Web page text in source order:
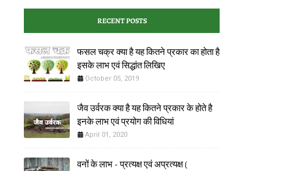
RECENT POSTS
फसल चक्र क्या है यह कितने प्रकार का होता है
इसके लाभ एवं ‌सिद्धांत लिखिए
October 05, 2019
जैव उर्वरक क्या है यह कितने प्रकार के होते है
इनके लाभ एवं प्रयोग की विधियां
April 01, 2020
वनों के लाभ - प्रत्यक्ष एवं अप्रत्यक्ष (